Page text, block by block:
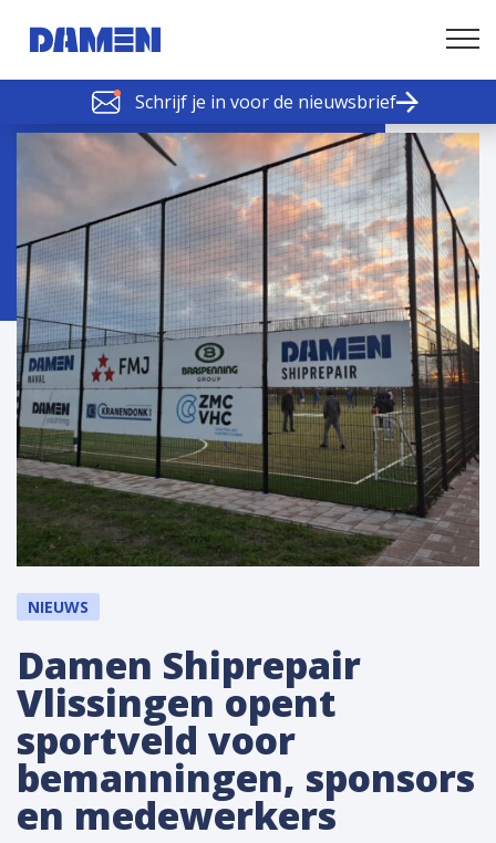
Schrijf je in voor de nieuwsbrief
SCHELDE SCHAKELS
Nieuws of tips
NIEUWS
Damen Shiprepair
Vlissingen opent
sportveld voor
bemanningen, sponsors
en medewerkers